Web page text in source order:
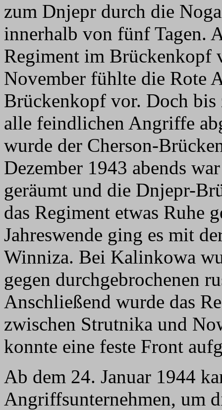
zum Dnjepr durch die
innerhalb von fünf Tagen.
Regiment im Brückenkopf
November fühlte die Rote
Brückenkopf vor. Doch bis
alle feindlichen Angriffe
wurde der Cherson-
Dezember 1943 abends
geräumt und die Dnjepr-
das Regiment etwas Ruhe
Jahreswende ging es mit
Winniza. Bei Kalinkowa
gegen durchgebrochenen
Anschließend wurde das
zwischen Strutnika und
konnte eine feste Front
Ab dem 24. Januar 1944
Angriffsunternehmen, um